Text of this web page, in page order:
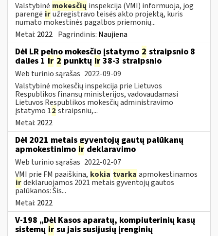
Valstybinė mokesčių inspekcija (VMI) informuoja, jog
parengė iružregistravo teisės akto projektą, kuris
numato mokestinės pagalbos priemonių...
Metai: 2022 Pagrindinis: Naujiena
Dėl LR pelno mokesčio įstatymo 2 straipsnio 8
dalies 1 ir 2 punktų ir 38-3 straipsnio
Web turinio sąrašas 2022-09-09
Valstybinė mokesčių inspekcija prie Lietuvos
Respublikos finansų ministerijos, vadovaudamasi
Lietuvos Respublikos mokesčių administravimo
įstatymo 12 straipsniu,...
Metai: 2022
Dėl 2021 metais gyventojų gautų palūkanų
apmokestinimo ir deklaravimo
Web turinio sąrašas 2022-02-07
VMI prie FM paaiškina, kokia tvarka apmokestinamos
irdeklaruojamos 2021 metais gyventojų gautos
palūkanos: Šis...
Metai: 2022
V-198 „Dėl Kasos aparatų, kompiuterinių kasų
sistemų ir su jais susijusių įrenginių